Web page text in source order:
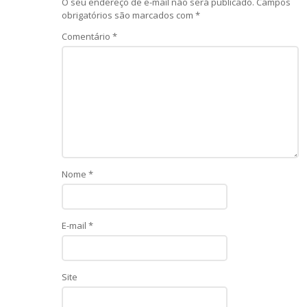
obrigatórios são marcados com*
Comentário*
Nome*
E-mail*
Site